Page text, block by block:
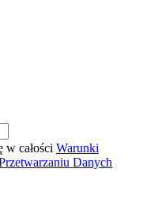
w całości Warunki
Danych